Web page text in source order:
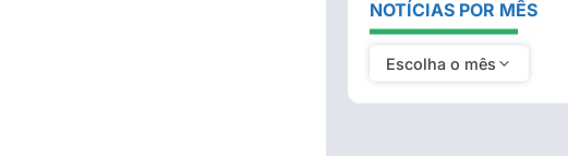
NOTÍCIAS POR MÊS
Escolha o mês